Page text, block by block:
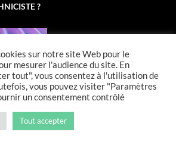
?
sur notre site Web pour le
mesurer l'audience du site. En
tout", vous consentez à l'utilisation de
vous pouvez visiter "Paramètres
un consentement contrôlé
Tout accepter